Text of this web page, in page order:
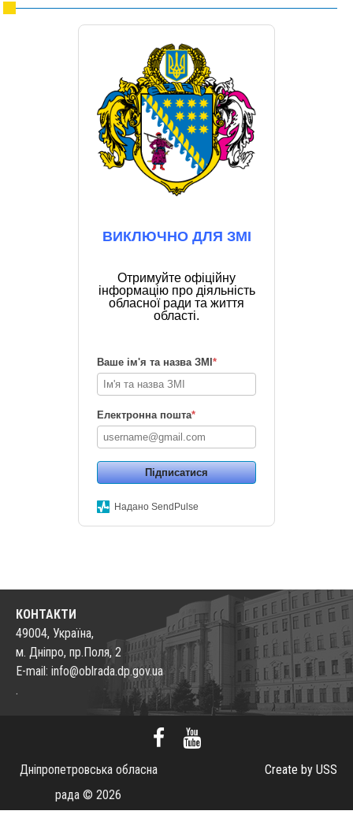
ВИКЛЮЧНО ДЛЯ ЗМІ
Отримуйте офіційну
інформацію про діяльність
обласної ради та життя
області.
Ваше ім'я та назва ЗМІ *
Електронна пошта*
Підписатися
Надано SendPulse
КОНТАКТИ
49004, Україна,
м. Дніпро, пр.Поля, 2
E-mail: info@oblrada.dp.gov.ua
.
Дніпропетровська обласна
рада © 2026
Create by USS